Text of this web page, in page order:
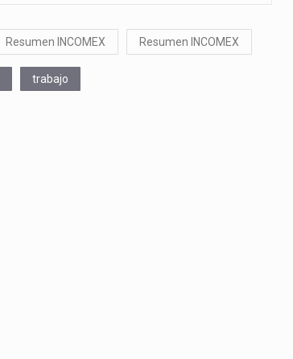
Resumen INCOMEX Resumen INCOMEX
trabajo